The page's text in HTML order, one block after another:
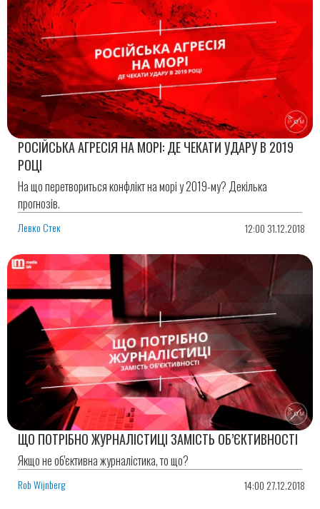
РОСІЙСЬКА АГРЕСІЯ НА МОРІ: ДЕ ЧЕКАТИ УДАРУ В 2019
РОЦІ
На що перетвориться конфлікт на морі у 2019-му? Декілька
прогнозів.
Левко Стек 12:00 31.12.2018
ЩО ПОТРІБНО ЖУРНАЛІСТИЦІ ЗАМІСТЬ ОБ’ЄКТИВНОСТІ
Якщо не об'єктивна журналістика, то що?
Rob Wijnberg 14:00 27.12.2018